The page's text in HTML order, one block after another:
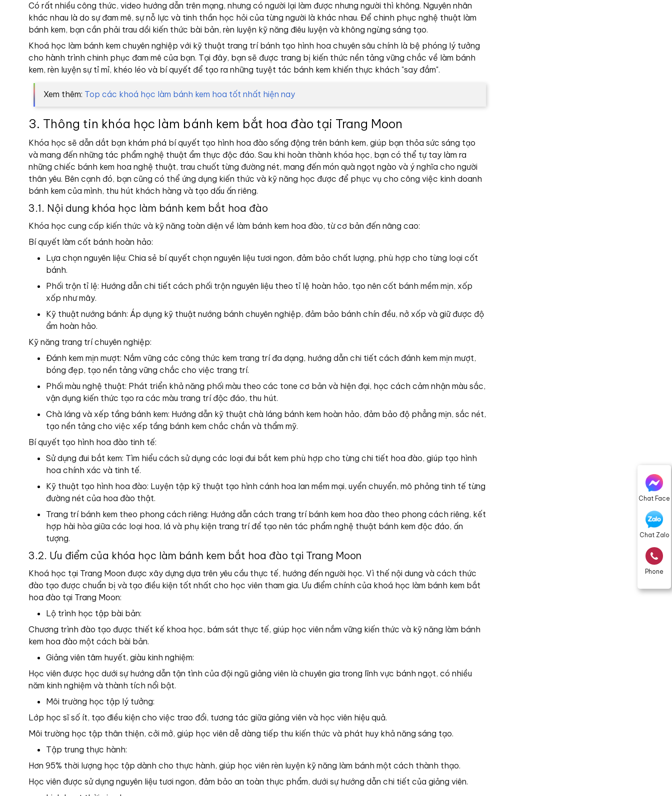
Chat Face
Chat Zalo
Phone
Có rất nhiều công thức, video hướng dẫn trên mạng, nhưng có người lại làm được nhưng người thì không. Nguyên nhân
khác nhau là do sự đam mê, sự nỗ lực và tinh thần học hỏi của từng người là khác nhau. Để chinh phục nghệ thuật làm
bánh kem, bạn cần phải trau dồi kiến thức bài bản, rèn luyện kỹ năng điêu luyện và không ngừng sáng tạo.
Khoá học làm bánh kem chuyên nghiệp với kỹ thuật trang trí bánh tạo hình hoa chuyên sâu chính là bệ phóng lý tưởng
cho hành trình chinh phục đam mê của bạn. Tại đây, bạn sẽ được trang bị kiến thức nền tảng vững chắc về làm bánh
kem, rèn luyện sự tỉ mỉ, khéo léo và bí quyết để tạo ra những tuyệt tác bánh kem khiến thực khách "say đắm".
Xem thêm: Top các khoá học làm bánh kem hoa tốt nhất hiện nay
3. Thông tin khóa học làm bánh kem bắt hoa đào tại Trang Moon
Khóa học sẽ dẫn dắt bạn khám phá bí quyết tạo hình hoa đào sống động trên bánh kem, giúp bạn thỏa sức sáng tạo
và mang đến những tác phẩm nghệ thuật ẩm thực độc đáo. Sau khi hoàn thành khóa học, bạn có thể tự tay làm ra
những chiếc bánh kem hoa nghệ thuật, trau chuốt từng đường nét, mang đến món quà ngọt ngào và ý nghĩa cho người
thân yêu. Bên cạnh đó, bạn cũng có thể ứng dụng kiến thức và kỹ năng học được để phục vụ cho công việc kinh doanh
bánh kem của mình, thu hút khách hàng và tạo dấu ấn riêng.
3.1. Nội dung khóa học làm bánh kem bắt hoa đào
Khóa học cung cấp kiến thức và kỹ năng toàn diện về làm bánh kem hoa đào, từ cơ bản đến nâng cao:
Bí quyết làm cốt bánh hoàn hảo:
Lựa chọn nguyên liệu: Chia sẻ bí quyết chọn nguyên liệu tươi ngon, đảm bảo chất lượng, phù hợp cho từng loại cốt
bánh.
Phối trộn tỉ lệ: Hướng dẫn chi tiết cách phối trộn nguyên liệu theo tỉ lệ hoàn hảo, tạo nên cốt bánh mềm mịn, xốp
xốp như mây.
Kỹ thuật nướng bánh: Áp dụng kỹ thuật nướng bánh chuyên nghiệp, đảm bảo bánh chín đều, nở xốp và giữ được độ
ẩm hoàn hảo.
Kỹ năng trang trí chuyên nghiệp:
Đánh kem mịn mượt: Nắm vững các công thức kem trang trí đa dạng, hướng dẫn chi tiết cách đánh kem mịn mượt,
bóng đẹp, tạo nền tảng vững chắc cho việc trang trí.
Phối màu nghệ thuật: Phát triển khả năng phối màu theo các tone cơ bản và hiện đại, học cách cảm nhận màu sắc,
vận dụng kiến thức tạo ra các màu trang trí độc đáo, thu hút.
Chà láng và xếp tầng bánh kem: Hướng dẫn kỹ thuật chà láng bánh kem hoàn hảo, đảm bảo độ phẳng mịn, sắc nét,
tạo nền tảng cho việc xếp tầng bánh kem chắc chắn và thẩm mỹ.
Bí quyết tạo hình hoa đào tinh tế:
Sử dụng đui bắt kem: Tìm hiểu cách sử dụng các loại đui bắt kem phù hợp cho từng chi tiết hoa đào, giúp tạo hình
hoa chính xác và tinh tế.
Kỹ thuật tạo hình hoa đào: Luyện tập kỹ thuật tạo hình cánh hoa lan mềm mại, uyển chuyển, mô phỏng tinh tế từng
đường nét của hoa đào thật.
Trang trí bánh kem theo phong cách riêng: Hướng dẫn cách trang trí bánh kem hoa đào theo phong cách riêng, kết
hợp hài hòa giữa các loại hoa, lá và phụ kiện trang trí để tạo nên tác phẩm nghệ thuật bánh kem độc đáo, ấn
tượng.
3.2. Ưu điểm của khóa học làm bánh kem bắt hoa đào tại Trang Moon
Khoá học tại Trang Moon được xây dựng dựa trên yêu cầu thực tế, hướng đến người học. Vì thế nội dung và cách thức
đào tạo được chuẩn bị và tạo điều kiện tốt nhất cho học viên tham gia. Ưu điểm chính của khoá học làm bánh kem bắt
hoa đào tại Trang Moon:
Lộ trình học tập bài bản:
Chương trình đào tạo được thiết kế khoa học, bám sát thực tế, giúp học viên nắm vững kiến thức và kỹ năng làm bánh
kem hoa đào một cách bài bản.
Giảng viên tâm huyết, giàu kinh nghiệm:
Học viên được học dưới sự hướng dẫn tận tình của đội ngũ giảng viên là chuyên gia trong lĩnh vực bánh ngọt, có nhiều
năm kinh nghiệm và thành tích nổi bật.
Môi trường học tập lý tưởng:
Lớp học sĩ số ít, tạo điều kiện cho việc trao đổi, tương tác giữa giảng viên và học viên hiệu quả.
Môi trường học tập thân thiện, cởi mở, giúp học viên dễ dàng tiếp thu kiến thức và phát huy khả năng sáng tạo.
Tập trung thực hành:
Hơn 95% thời lượng học tập dành cho thực hành, giúp học viên rèn luyện kỹ năng làm bánh một cách thành thạo.
Học viên được sử dụng nguyên liệu tươi ngon, đảm bảo an toàn thực phẩm, dưới sự hướng dẫn chi tiết của giảng viên.